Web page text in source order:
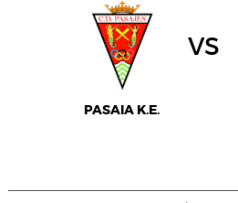
PASAIA K.E.
vs